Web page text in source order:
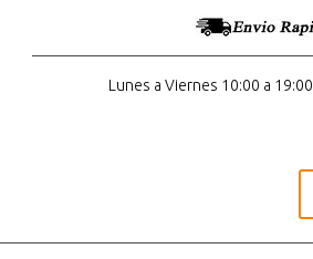
Lunes a Viernes 10:00 a 19:00